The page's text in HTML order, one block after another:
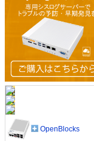
OpenBlocks